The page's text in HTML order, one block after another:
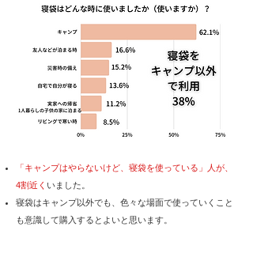
「キャンプはやらないけど、寝袋を使っている」人が、
4割近く いました。
寝袋はキャンプ以外でも、色々な場面で使っていくこと
も意識して購入するとよいと思います。